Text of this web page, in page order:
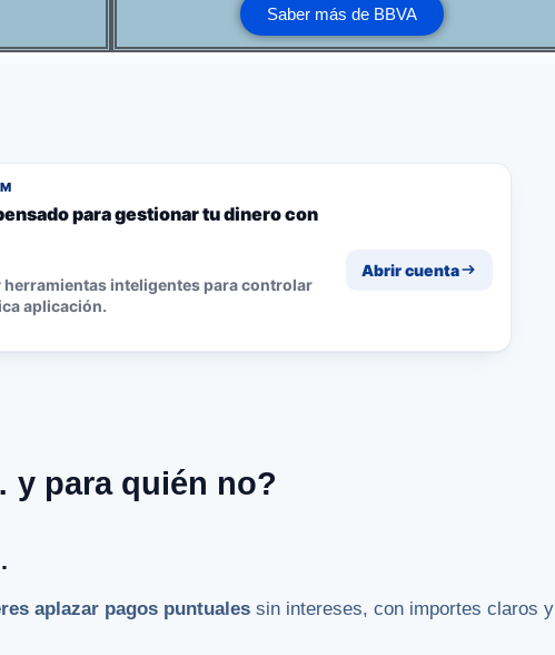
Saber más de BBVA
para gestionar tu dinero con
inteligentes para controlar
aplicación.
Abrir cuenta
y para quién no?
aplazar pagos puntuales sin intereses, con importes claros y